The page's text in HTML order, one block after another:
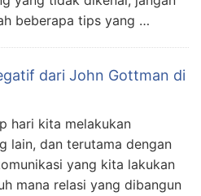
beberapa tips yang …
dari John Gottman di
hari kita melakukan
lain, dan terutama dengan
yang kita lakukan
mana relasi yang dibangun